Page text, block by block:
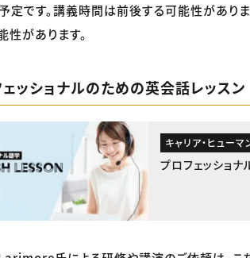
です。講義時間は前後する可能性があり
性があります。
ッショナルのための英会話レッスン
キャリア・ヒューマ
プロフェッショ